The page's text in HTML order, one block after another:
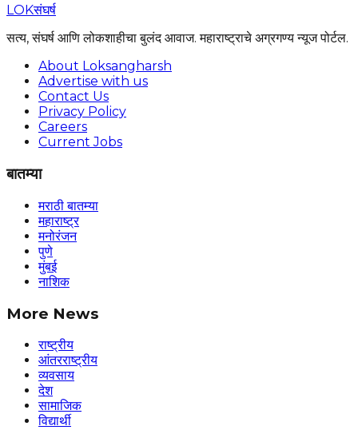
LOKसंघर्ष
सत्य, संघर्ष आणि लोकशाहीचा बुलंद आवाज. महाराष्ट्राचे अग्रगण्य न्यूज पोर्टल.
About Loksangharsh
Advertise with us
Contact Us
Privacy Policy
Careers
Current Jobs
बातम्या
मराठी बातम्या
महाराष्ट्र
मनोरंजन
पुणे
मुंबई
नाशिक
More News
राष्ट्रीय
आंतरराष्ट्रीय
व्यवसाय
देश
सामाजिक
विद्यार्थी